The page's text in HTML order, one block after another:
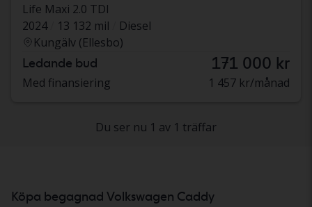
Life Maxi 2.0 TDI
2024
13 132 mil
Diesel
Kungälv (Ellesbo)
Ledande bud 171 000 kr
Med finansiering 1 457 kr/månad
Du ser nu 1 av 1 träffar
Köpa begagnad Volkswagen Caddy